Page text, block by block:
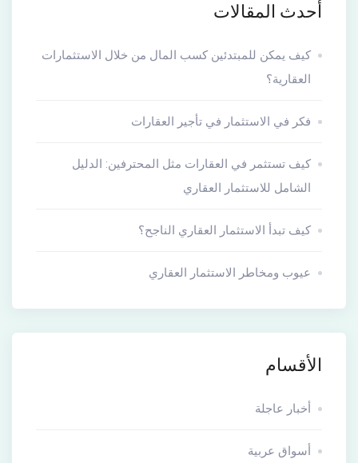
أحدث المقالات
كيف يمكن للمبتدئين كسب المال من خلال الاستثمارات
العقارية؟
فكر في الاستثمار في تأجير العقارات
كيف تستثمر في العقارات مثل المحترفين: الدليل
الشامل للاستثمار العقاري
كيف تبدأ الاستثمار العقاري الناجح؟
عيوب ومخاطر الاستثمار العقاري
الأقسام
أخبار عاجلة
أسواق عربية